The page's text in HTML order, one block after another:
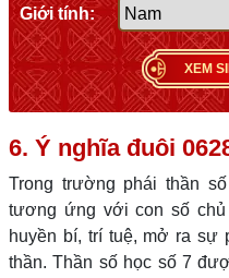
Giới tính:
XEM
6. Ý nghĩa đuôi
Trong trường phái thần
tương ứng với con số
huyền bí, trí tuệ, mở ra sự
thần. Thần số học số 7